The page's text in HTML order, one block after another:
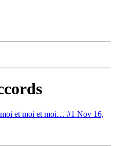
moi et moi et moi… #1 Nov 16,